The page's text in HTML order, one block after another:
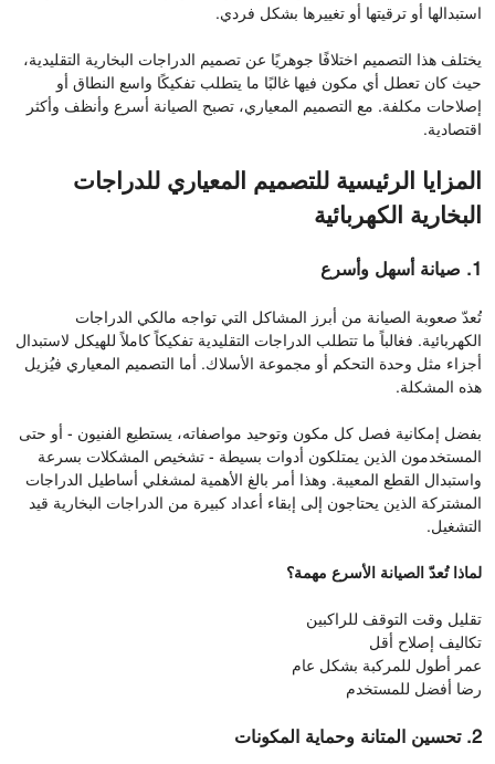
استبدالها أو ترقيتها أو تغييرها بشكل فردي.
يختلف هذا التصميم اختلافًا جوهريًا عن تصميم الدراجات البخارية التقليدية،
حيث كان تعطل أي مكون فيها غالبًا ما يتطلب تفكيكًا واسع النطاق أو
إصلاحات مكلفة. مع التصميم المعياري، تصبح الصيانة أسرع وأنظف وأكثر
اقتصادية.
المزايا الرئيسية للتصميم المعياري للدراجات
البخارية الكهربائية
1. صيانة أسهل وأسرع
تُعدّ صعوبة الصيانة من أبرز المشاكل التي تواجه مالكي الدراجات
الكهربائية. فغالباً ما تتطلب الدراجات التقليدية تفكيكاً كاملاً للهيكل لاستبدال
أجزاء مثل وحدة التحكم أو مجموعة الأسلاك. أما التصميم المعياري فيُزيل
هذه المشكلة.
بفضل إمكانية فصل كل مكون وتوحيد مواصفاته، يستطيع الفنيون - أو حتى
المستخدمون الذين يمتلكون أدوات بسيطة - تشخيص المشكلات بسرعة
واستبدال القطع المعيبة. وهذا أمر بالغ الأهمية لمشغلي أساطيل الدراجات
المشتركة الذين يحتاجون إلى إبقاء أعداد كبيرة من الدراجات البخارية قيد
التشغيل.
لماذا تُعدّ الصيانة الأسرع مهمة؟
تقليل وقت التوقف للراكبين
تكاليف إصلاح أقل
عمر أطول للمركبة بشكل عام
رضا أفضل للمستخدم
2. تحسين المتانة وحماية المكونات